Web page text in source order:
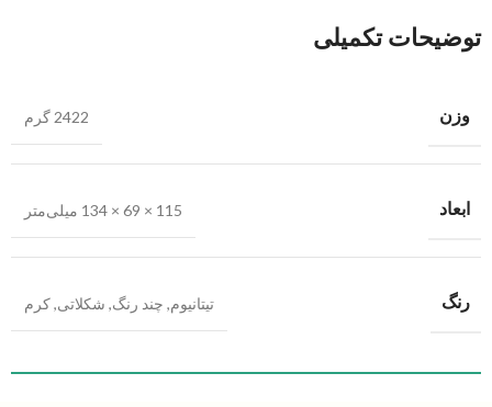
توضیحات تکمیلی
وزن 2422 گرم
ابعاد 115 × 69 × 134 میلی‌متر
رنگ تیتانیوم, چند رنگ, شکلاتی,کرم